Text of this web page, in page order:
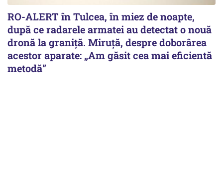
RO-ALERT în Tulcea, în miez de noapte,
după ce radarele armatei au detectat o nouă
dronă la graniță. Miruță, despre doborârea
acestor aparate: „Am găsit cea mai eficientă
metodă”